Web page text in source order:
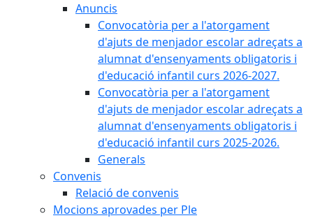
Anuncis
Convocatòria per a l'atorgament
d'ajuts de menjador escolar adreçats a
alumnat d'ensenyaments obligatoris i
d'educació infantil curs 2026-2027.
Convocatòria per a l'atorgament
d'ajuts de menjador escolar adreçats a
alumnat d'ensenyaments obligatoris i
d'educació infantil curs 2025-2026.
Generals
Convenis
Relació de convenis
Mocions aprovades per Ple